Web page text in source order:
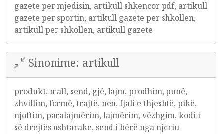
gazete per mjedisin, artikull shkencor pdf, artikull
gazete per sportin, artikull gazete per shkollen,
artikull per shkollen, artikull gazete
Sinonime: artikull
produkt, mall, send, gjë, lajm, prodhim, punë,
zhvillim, formë, trajtë, nen, fjali e thjeshtë, pikë,
njoftim, paralajmërim, lajmërim, vëzhgim, kodi i
së drejtës ushtarake, send i bërë nga njeriu